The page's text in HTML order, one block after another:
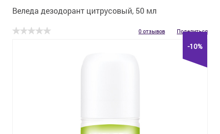
Доставка и оплата
Веледа дезодорант цитрусовый, 50 мл
0 отзывов Поделиться
-10%